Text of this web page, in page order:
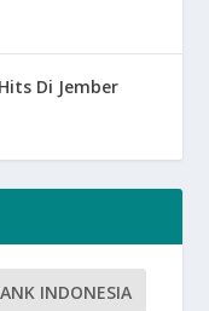
Di Jember
INDONESIA